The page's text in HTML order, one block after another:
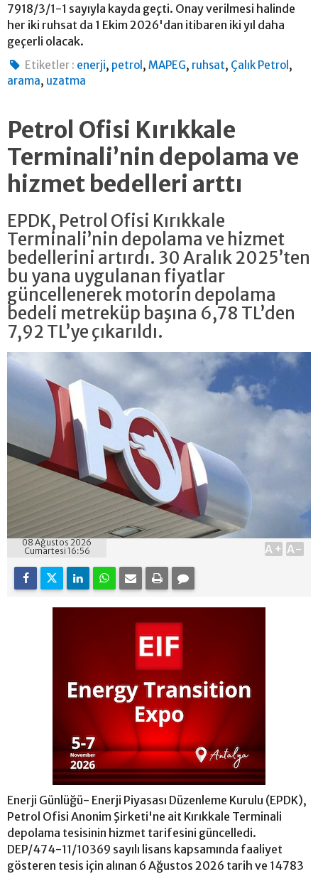
7918/3/1-1 sayıyla kayda geçti. Onay verilmesi halinde
her iki ruhsat da 1 Ekim 2026'dan itibaren iki yıl daha
geçerli olacak.
Etiketler : enerji, petrol ,MAPEG, ruhsat, Çalık Petrol ,
arama, uzatma
Petrol Ofisi Kırıkkale
Terminali’nin depolama ve
hizmet bedelleri arttı
EPDK, Petrol Ofisi Kırıkkale
Terminali’nin depolama ve hizmet
bedellerini artırdı. 30 Aralık 2025’ten
bu yana uygulanan fiyatlar
güncellenerek motorin depolama
bedeli metreküp başına 6,78 TL’den
7,92 TL’ye çıkarıldı.
08 Ağustos 2026
Cumartesi 16:56
A+ A-
Enerji Günlüğü- Enerji Piyasası Düzenleme Kurulu (EPDK),
Petrol Ofisi Anonim Şirketi'ne ait Kırıkkale Terminali
depolama tesisinin hizmet tarifesini güncelledi.
DEP/474-11/10369 sayılı lisans kapsamında faaliyet
gösteren tesis için alınan 6 Ağustos 2026 tarih ve 14783